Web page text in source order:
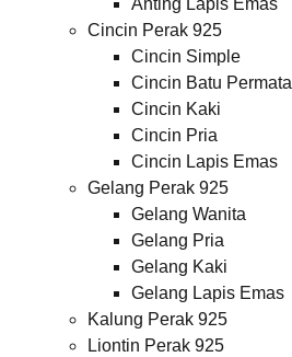
Anting Lapis Emas
Cincin Perak 925
Cincin Simple
Cincin Batu Permata
Cincin Kaki
Cincin Pria
Cincin Lapis Emas
Gelang Perak 925
Gelang Wanita
Gelang Pria
Gelang Kaki
Gelang Lapis Emas
Kalung Perak 925
Liontin Perak 925